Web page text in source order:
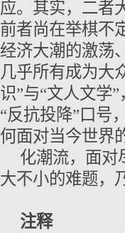
应。其实，二者
前者尚在举棋不
经济大潮的激荡
几乎所有成为大
识”与“文人文学
“反抗投降”口号
何面对当今世界
化潮流，面对
大不小的难题，
注释